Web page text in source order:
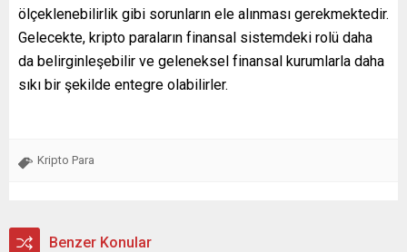
ölçeklenebilirlik gibi sorunların ele alınması gerekmektedir.
Gelecekte, kripto paraların finansal sistemdeki rolü daha
da belirginleşebilir ve geleneksel finansal kurumlarla daha
sıkı bir şekilde entegre olabilirler.
Kripto Para
Benzer Konular